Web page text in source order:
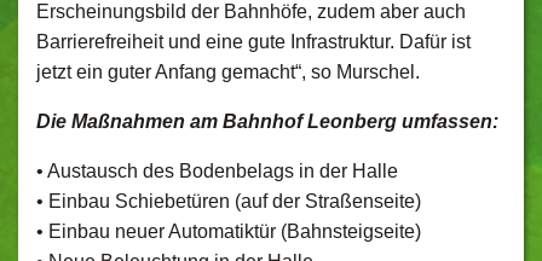
Erscheinungsbild der Bahnhöfe, zudem aber auch
Barrierefreiheit und eine gute Infrastruktur. Dafür ist
jetzt ein guter Anfang gemacht“, so Murschel.
Die Maßnahmen am Bahnhof Leonberg umfassen:
• Austausch des Bodenbelags in der Halle
• Einbau Schiebetüren (auf der Straßenseite)
• Einbau neuer Automatiktür (Bahnsteigseite)